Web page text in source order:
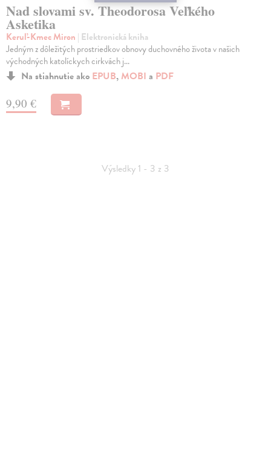
Nad slovami sv. Theodorosa Veľkého
Asketika
Keruľ-Kmec Miron | Elektronická kniha
Jedným z dôležitých prostriedkov obnovy duchovného života v našich
východných katolíckych cirkvách j...
Na stiahnutie ako EPUB, MOBI a PDF
9,90 €
Výsledky 1 - 3 z 3